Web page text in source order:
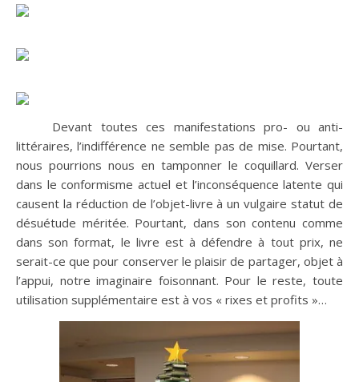
Devant toutes ces manifestations pro- ou anti-
littéraires, l’indifférence ne semble pas de mise. Pourtant,
nous pourrions nous en tamponner le coquillard. Verser
dans le conformisme actuel et l’inconséquence latente qui
causent la réduction de l’objet-livre à un vulgaire statut de
désuétude méritée. Pourtant, dans son contenu comme
dans son format, le livre est à défendre à tout prix, ne
serait-ce que pour conserver le plaisir de partager, objet à
l’appui, notre imaginaire foisonnant. Pour le reste, toute
utilisation supplémentaire est à vos « rixes et profits »…